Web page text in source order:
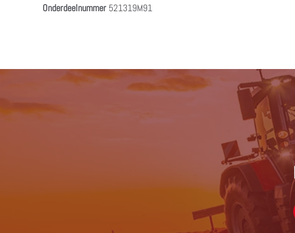
Onderdeelnummer 521319M91